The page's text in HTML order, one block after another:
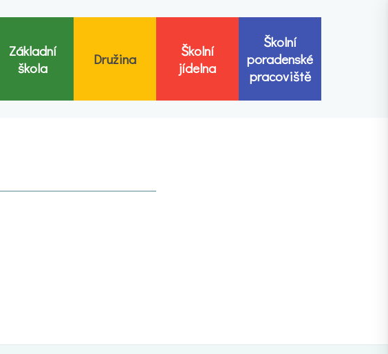
Základní
škola
Družina
Školní
jídelna
Školní
poradenské
pracoviště